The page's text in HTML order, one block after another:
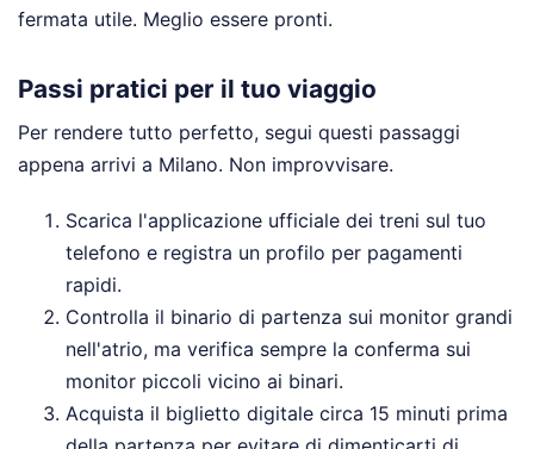
fermata utile. Meglio essere pronti.
Passi pratici per il tuo viaggio
Per rendere tutto perfetto, segui questi passaggi
appena arrivi a Milano. Non improvvisare.
Scarica l'applicazione ufficiale dei treni sul tuo
telefono e registra un profilo per pagamenti
rapidi.
Controlla il binario di partenza sui monitor grandi
nell'atrio, ma verifica sempre la conferma sui
monitor piccoli vicino ai binari.
Acquista il biglietto digitale circa 15 minuti prima